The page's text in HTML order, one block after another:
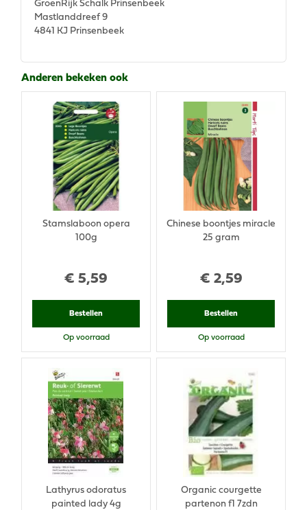
GroenRijk Schalk Prinsenbeek
Mastlanddreef 9
4841 KJ Prinsenbeek
Anderen bekeken ook
€ 5,59
Stamslaboon opera
100g
Bestellen
Op voorraad
€ 2,59
Chinese boontjes miracle
25 gram
Bestellen
Op voorraad
Lathyrus odoratus
painted lady 4g
Organic courgette
partenon f1 7zdn